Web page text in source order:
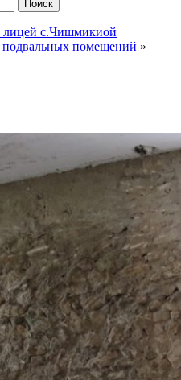
Поиск
лицей с.Чишмикиой
подвальных помещений »